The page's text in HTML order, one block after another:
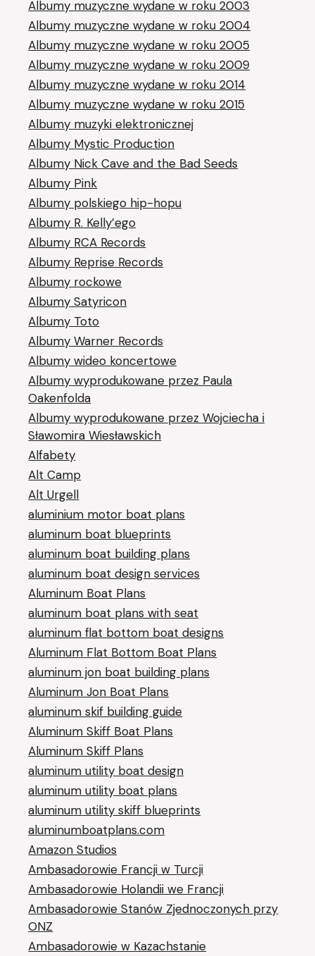
Albumy muzyczne wydane w roku 2003
Albumy muzyczne wydane w roku 2004
Albumy muzyczne wydane w roku 2005
Albumy muzyczne wydane w roku 2009
Albumy muzyczne wydane w roku 2014
Albumy muzyczne wydane w roku 2015
Albumy muzyki elektronicznej
Albumy Mystic Production
Albumy Nick Cave and the Bad Seeds
Albumy Pink
Albumy polskiego hip-hopu
Albumy R. Kelly’ego
Albumy RCA Records
Albumy Reprise Records
Albumy rockowe
Albumy Satyricon
Albumy Toto
Albumy Warner Records
Albumy wideo koncertowe
Albumy wyprodukowane przez Paula
Oakenfolda
Albumy wyprodukowane przez Wojciecha i
Sławomira Wiesławskich
Alfabety
Alt Camp
Alt Urgell
aluminium motor boat plans
aluminum boat blueprints
aluminum boat building plans
aluminum boat design services
Aluminum Boat Plans
aluminum boat plans with seat
aluminum flat bottom boat designs
Aluminum Flat Bottom Boat Plans
aluminum jon boat building plans
Aluminum Jon Boat Plans
aluminum skif building guide
Aluminum Skiff Boat Plans
Aluminum Skiff Plans
aluminum utility boat design
aluminum utility boat plans
aluminum utility skiff blueprints
aluminumboatplans.com
Amazon Studios
Ambasadorowie Francji w Turcji
Ambasadorowie Holandii we Francji
Ambasadorowie Stanów Zjednoczonych przy
ONZ
Ambasadorowie w Kazachstanie